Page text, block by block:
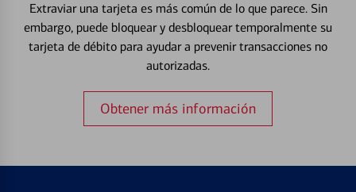
Extraviar una tarjeta es más común de lo que parece. Sin
embargo, puede bloquear y desbloquear temporalmente su
tarjeta de débito para ayudar a prevenir transacciones no
autorizadas.
Obtener más información